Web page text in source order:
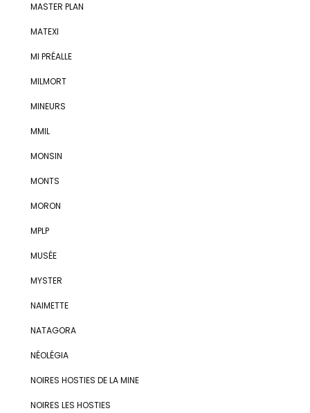
MASTER PLAN
MATEXI
MI PRÉALLE
MILMORT
MINEURS
MMIL
MONSIN
MONTS
MORON
MPLP
MUSÉE
MYSTER
NAIMETTE
NATAGORA
NÉOLÉGIA
NOIRES HOSTIES DE LA MINE
NOIRES LES HOSTIES